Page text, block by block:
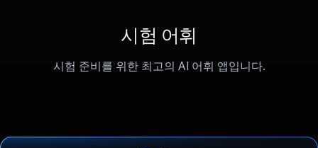
시험 어휘
시험 준비를 위한 최고의 AI 어휘 앱입니다.